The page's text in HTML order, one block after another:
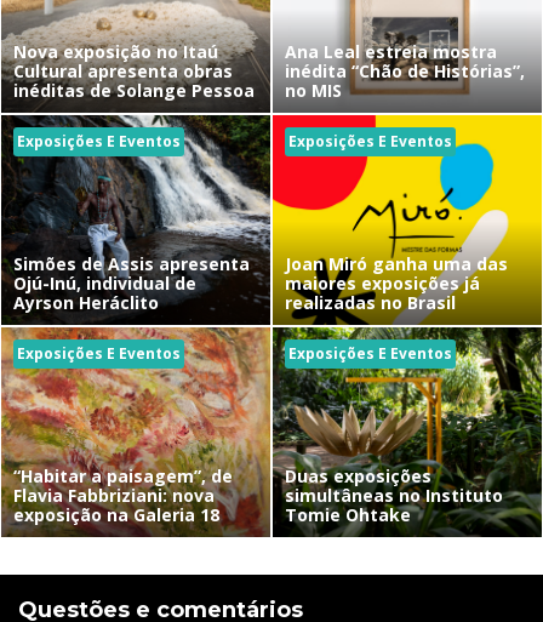
Nova exposição no Itaú
Cultural apresenta obras
inéditas de Solange Pessoa
Ana Leal estreia mostra
inédita “Chão de Histórias”,
no MIS
Exposições E Eventos
Simões de Assis apresenta
Ojú-Inú, individual de
Ayrson Heráclito
Exposições E Eventos
Joan Miró ganha uma das
maiores exposições já
realizadas no Brasil
Exposições E Eventos
“Habitar a paisagem”, de
Flavia Fabbriziani: nova
exposição na Galeria 18
Exposições E Eventos
Duas exposições
simultâneas no Instituto
Tomie Ohtake
Questões e comentários